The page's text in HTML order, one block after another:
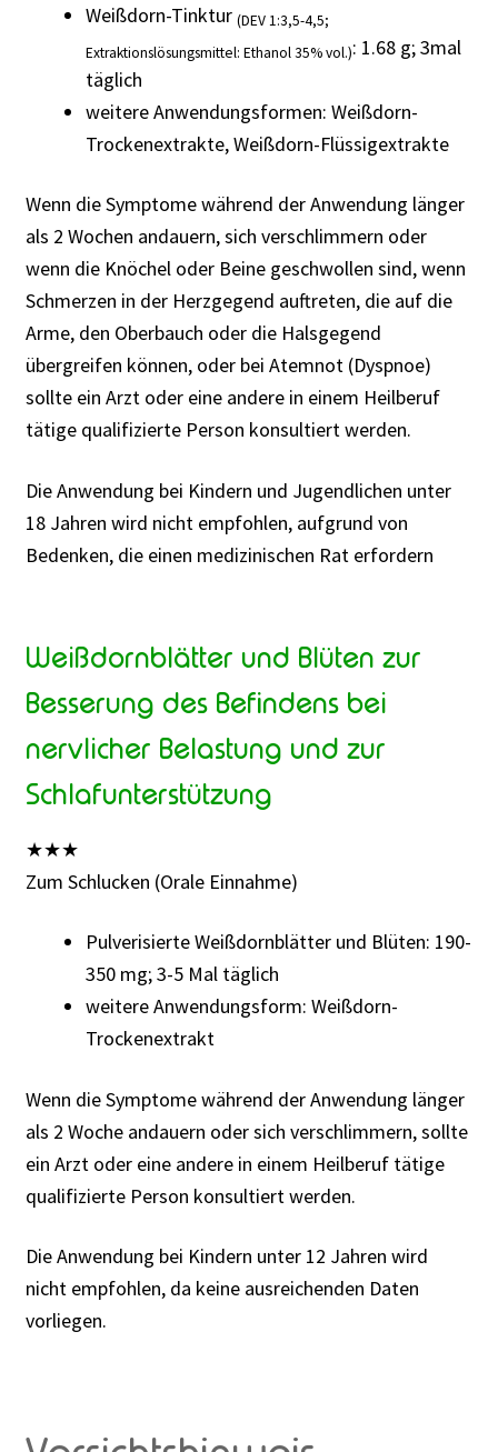
Weißdorn-Tinktur (DEV 1:3,5-4,5;
Extraktionslösungsmittel: Ethanol 35% vol.): 1.68 g; 3mal
täglich
weitere Anwendungsformen: Weißdorn-
Trockenextrakte, Weißdorn-Flüssigextrakte
Wenn die Symptome während der Anwendung länger
als 2 Wochen andauern, sich verschlimmern oder
wenn die Knöchel oder Beine geschwollen sind, wenn
Schmerzen in der Herzgegend auftreten, die auf die
Arme, den Oberbauch oder die Halsgegend
übergreifen können, oder bei Atemnot (Dyspnoe)
sollte ein Arzt oder eine andere in einem Heilberuf
tätige qualifizierte Person konsultiert werden.
Die Anwendung bei Kindern und Jugendlichen unter
18 Jahren wird nicht empfohlen, aufgrund von
Bedenken, die einen medizinischen Rat erfordern
Weißdornblätter und Blüten zur
Besserung des Befindens bei
nervlicher Belastung und zur
Schlafunterstützung
★★★
Zum Schlucken (Orale Einnahme)
Pulverisierte Weißdornblätter und Blüten: 190-
350 mg; 3-5 Mal täglich
weitere Anwendungsform: Weißdorn-
Trockenextrakt
Wenn die Symptome während der Anwendung länger
als 2 Woche andauern oder sich verschlimmern, sollte
ein Arzt oder eine andere in einem Heilberuf tätige
qualifizierte Person konsultiert werden.
Die Anwendung bei Kindern unter 12 Jahren wird
nicht empfohlen, da keine ausreichenden Daten
vorliegen.